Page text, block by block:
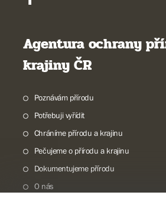
Agentura ochrany
krajiny ČR
Poznávám přírodu
Potřebuji vyřídit
Chráníme přírodu a krajinu
Pečujeme o přírodu a krajinu
Dokumentujeme přírodu
O nás